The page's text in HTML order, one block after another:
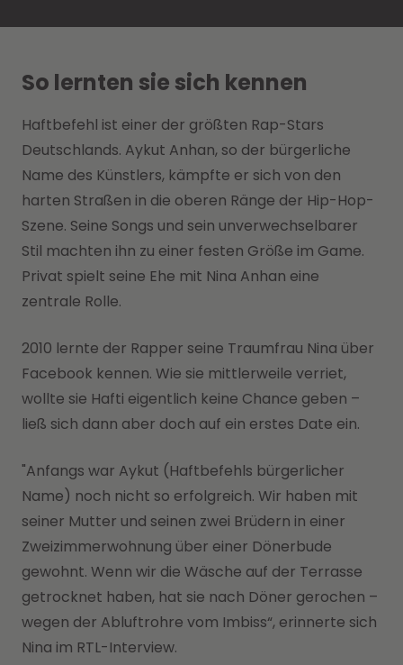
So lernten sie sich kennen
Haftbefehl ist einer der größten Rap-Stars
Deutschlands. Aykut Anhan, so der bürgerliche
Name des Künstlers, kämpfte er sich von den
harten Straßen in die oberen Ränge der Hip-Hop-
Szene. Seine Songs und sein unverwechselbarer
Stil machten ihn zu einer festen Größe im Game.
Privat spielt seine Ehe mit Nina Anhan eine
zentrale Rolle.
2010 lernte der Rapper seine Traumfrau Nina über
Facebook kennen. Wie sie mittlerweile verriet,
wollte sie Hafti eigentlich keine Chance geben –
ließ sich dann aber doch auf ein erstes Date ein.
"Anfangs war Aykut (Haftbefehls bürgerlicher
Name) noch nicht so erfolgreich. Wir haben mit
seiner Mutter und seinen zwei Brüdern in einer
Zweizimmerwohnung über einer Dönerbude
gewohnt. Wenn wir die Wäsche auf der Terrasse
getrocknet haben, hat sie nach Döner gerochen –
wegen der Abluftrohre vom Imbiss“, erinnerte sich
Nina im RTL-Interview.